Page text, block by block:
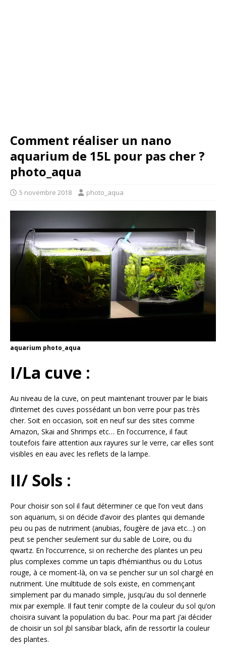
Comment réaliser un nano
aquarium de 15L pour pas cher ?
photo_aqua
5 novembre 2018 photo_aqua
aquarium photo_aqua
I/La cuve :
Au niveau de la cuve, on peut maintenant trouver par le biais
d’internet des cuves possédant un bon verre pour pas très
cher. Soit en occasion, soit en neuf sur des sites comme
Amazon, Skai and Shrimps etc… En l’occurrence, il faut
toutefois faire attention aux rayures sur le verre, car elles sont
visibles en eau avec les reflets de la lampe.
II/ Sols :
Pour choisir son sol il faut déterminer ce que l’on veut dans
son aquarium, si on décide d’avoir des plantes qui demande
peu ou pas de nutriment (anubias, fougère de java etc…) on
peut se pencher seulement sur du sable de Loire, ou du
qwartz. En l’occurrence, si on recherche des plantes un peu
plus complexes comme un tapis d’hémianthus ou du Lotus
rouge, à ce moment-là, on va se pencher sur un sol chargé en
nutriment. Une multitude de sols existe, en commençant
simplement par du manado simple, jusqu’au du sol dennerle
mix par exemple. Il faut tenir compte de la couleur du sol qu’on
choisira suivant la population du bac. Pour ma part j’ai décider
de choisir un sol jbl sansibar black, afin de ressortir la couleur
des plantes.